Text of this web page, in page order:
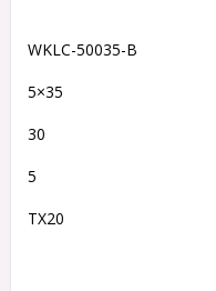
WKLC-50035-B
5×35
30
5
TX20